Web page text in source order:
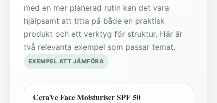
med en mer planerad rutin kan det vara
hjälpsamt att titta på både en praktisk
produkt och ett verktyg för struktur. Här är
två relevanta exempel som passar temat.
EXEMPEL ATT JÄMFÖRA
CeraVe Face Moisturiser SPF 50